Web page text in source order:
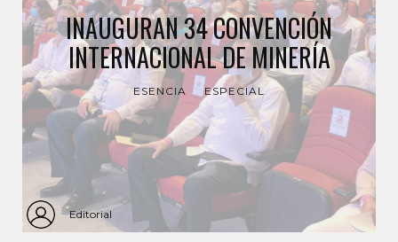
INAUGURAN 34 CONVENCIÓN
INTERNACIONAL DE MINERÍA
ESENCIA ESPECIAL
Editorial